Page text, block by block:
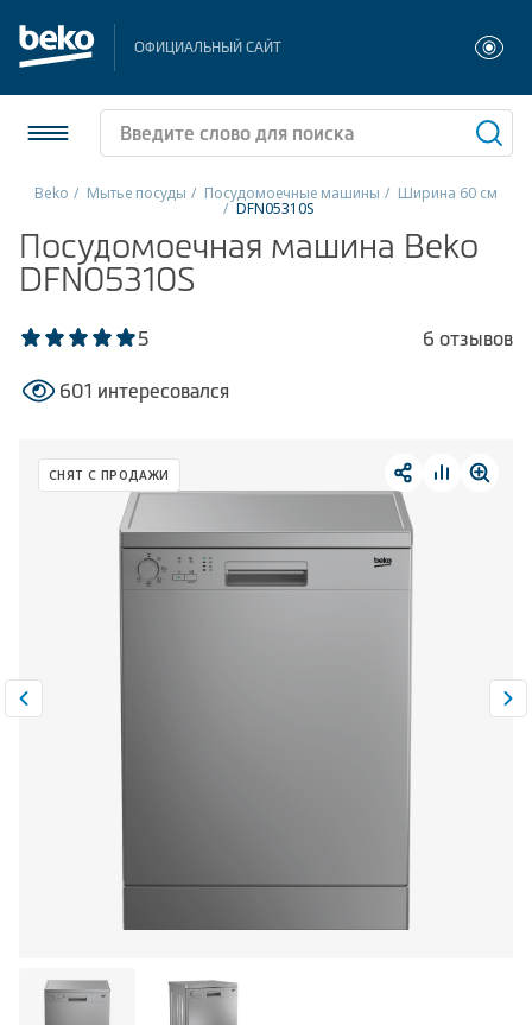
ОФИЦИАЛЬНЫЙ САЙТ
Холодильники и морозильники
Стиральные и сушильные машины
Посудомоечные машины
Плиты
Малая бытовая техника
Климатическая техника
Beko Мытье посуды Посудомоечные машины Ширина 60 см
DFN05310S
Посудомоечная машина Beko
DFN05310S
5 6 отзывов
601 интересовался
СНЯТ С ПРОДАЖИ